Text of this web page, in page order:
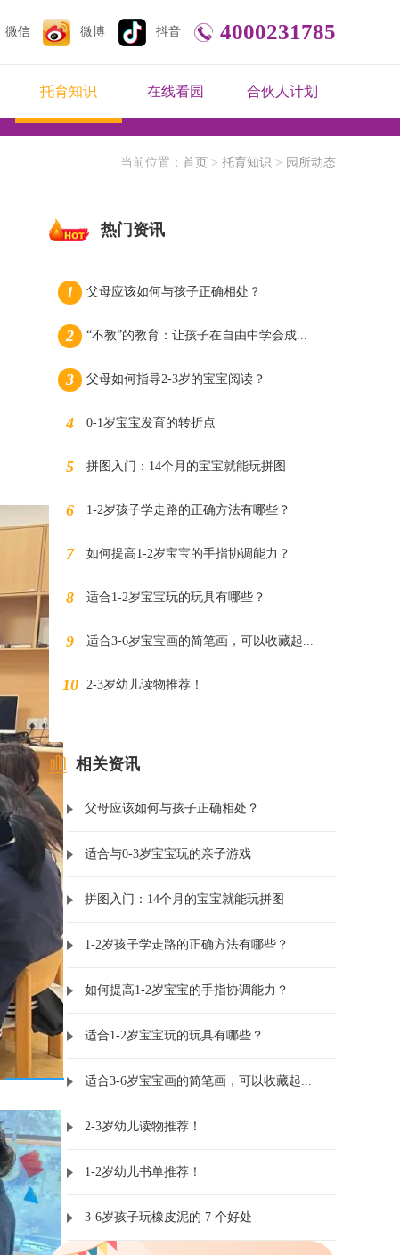
4000231785
微信 微博 抖音
托育知识 在线看园 合伙人计划
当前位置： 首页 > 托育知识 > 园所动态
热门资讯
父母应该如何与孩子正确相处？
“不教”的教育：让孩子在自由中学会成...
父母如何指导2-3岁的宝宝阅读？
0-1岁宝宝发育的转折点
拼图入门：14个月的宝宝就能玩拼图
1-2岁孩子学走路的正确方法有哪些？
如何提高1-2岁宝宝的手指协调能力？
适合1-2岁宝宝玩的玩具有哪些？
适合3-6岁宝宝画的简笔画，可以收藏起...
2-3岁幼儿读物推荐！
相关资讯
父母应该如何与孩子正确相处？
适合与0-3岁宝宝玩的亲子游戏
拼图入门：14个月的宝宝就能玩拼图
1-2岁孩子学走路的正确方法有哪些？
如何提高1-2岁宝宝的手指协调能力？
适合1-2岁宝宝玩的玩具有哪些？
适合3-6岁宝宝画的简笔画，可以收藏起...
2-3岁幼儿读物推荐！
1-2岁幼儿书单推荐！
3-6岁孩子玩橡皮泥的 7 个好处